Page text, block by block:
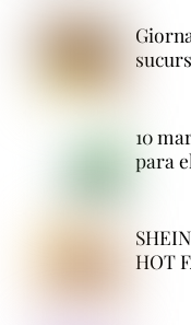
10
para
HOT